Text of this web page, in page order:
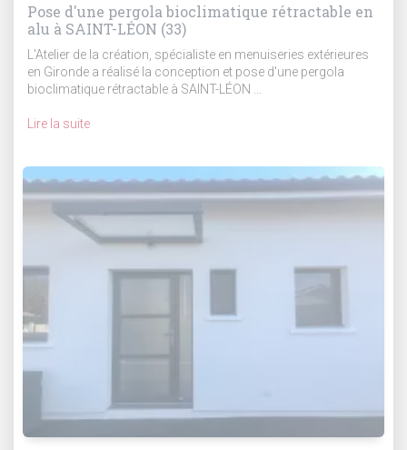
Pose d'une pergola bioclimatique rétractable en
alu à SAINT-LÉON (33)
L'Atelier de la création, spécialiste en menuiseries extérieures
en Gironde a réalisé la conception et pose d'une pergola
bioclimatique rétractable à SAINT-LÉON ...
Lire la suite